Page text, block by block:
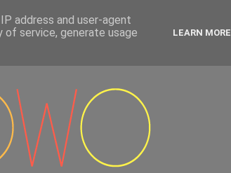
address and user-agent
of service, generate usage
LEARN MORE